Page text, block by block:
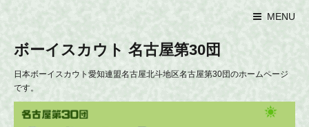
MENU
ボーイスカウト 名古屋第30団
日本ボーイスカウト愛知連盟名古屋北斗地区名古屋第30団のホームページ
です。